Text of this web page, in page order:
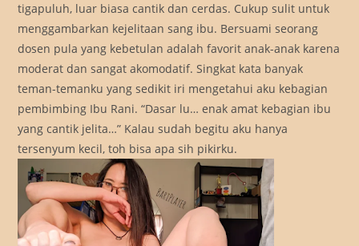
tigapuluh, luar biasa cantik dan cerdas. Cukup sulit untuk
menggambarkan kejelitaan sang ibu. Bersuami seorang
dosen pula yang kebetulan adalah favorit anak-anak karena
moderat dan sangat akomodatif. Singkat kata banyak
teman-temanku yang sedikit iri mengetahui aku kebagian
pembimbing Ibu Rani. “Dasar lu… enak amat kebagian ibu
yang cantik jelita…” Kalau sudah begitu aku hanya
tersenyum kecil, toh bisa apa sih pikirku.